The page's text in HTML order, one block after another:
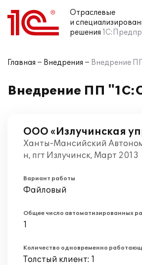
Отраслевые
и
решения
Главная Внедрения Внедрение
Внедрение ПП
ООО «Излучинская
Ханты-Мансийский
н, пгт Излучинск, Март 2013
Вариант работы
Файловый
Общее число автоматизированных
1
Количество одновременно
Толстый клиент: 1